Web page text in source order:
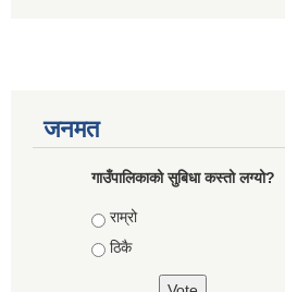
जनमत
गाउँपालिकाको सुबिधा कस्तो लग्यो?
Choices
राम्रो
ठिकै